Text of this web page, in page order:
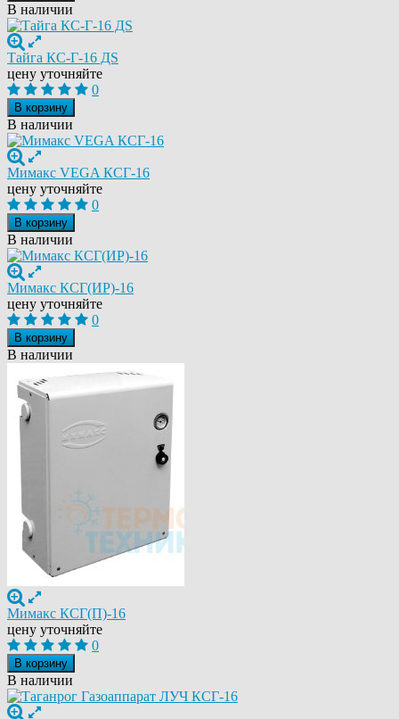
В наличии
Тайга КС-Г-16 ДS
цену уточняйте
0
В корзину
В наличии
Мимакс VEGA КСГ-16
цену уточняйте
0
В корзину
В наличии
Мимакс КСГ(ИР)-16
цену уточняйте
0
В корзину
В наличии
Мимакс КСГ(П)-16
цену уточняйте
0
В корзину
В наличии